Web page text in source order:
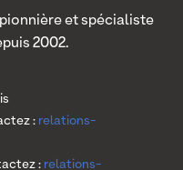
et spécialiste
2002.
: relations-
: relations-